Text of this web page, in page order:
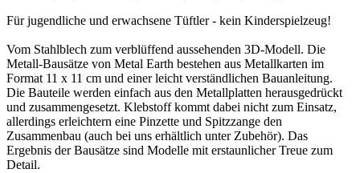
Für jugendliche und erwachsene Tüftler - kein Kinderspielzeug!
Vom Stahlblech zum verblüffend aussehenden 3D-Modell. Die
Metall-Bausätze von Metal Earth bestehen aus Metallkarten im
Format 11 x 11 cm und einer leicht verständlichen Bauanleitung.
Die Bauteile werden einfach aus den Metallplatten herausgedrückt
und zusammengesetzt. Klebstoff kommt dabei nicht zum Einsatz,
allerdings erleichtern eine Pinzette und Spitzzange den
Zusammenbau (auch bei uns erhältlich unter Zubehör). Das
Ergebnis der Bausätze sind Modelle mit erstaunlicher Treue zum
Detail.